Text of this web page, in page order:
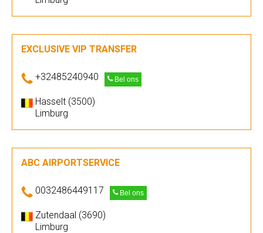
EXCLUSIVE VIP TRANSFER
+32485240940 Bel ons
Hasselt (3500)
Limburg
ABC AIRPORTSERVICE
0032486449117 Bel ons
Zutendaal (3690)
Limburg